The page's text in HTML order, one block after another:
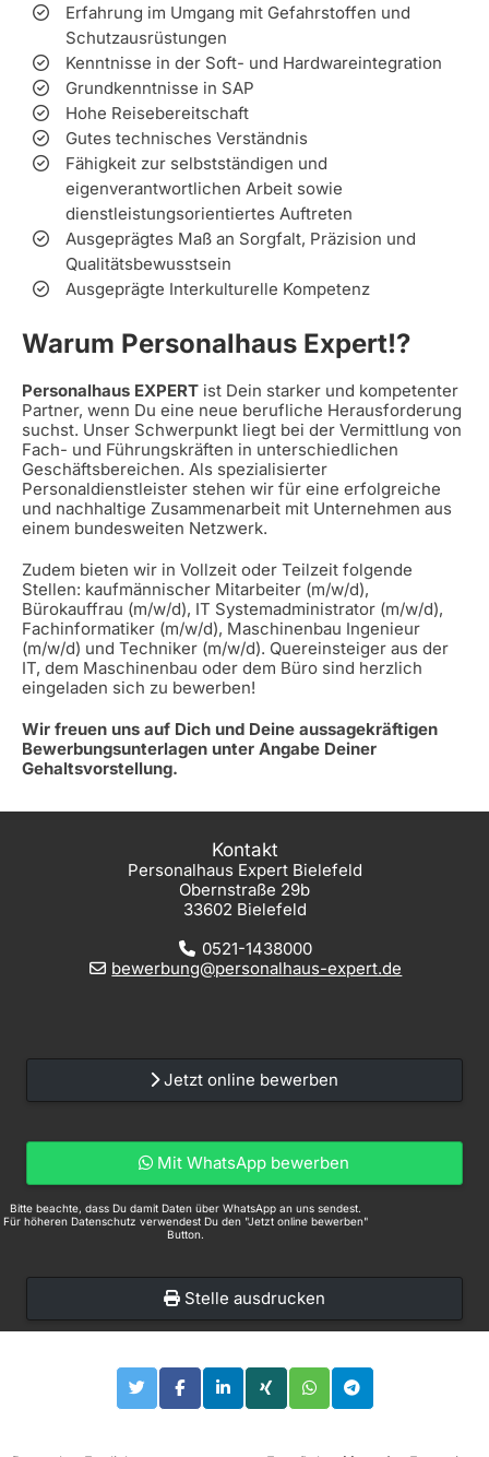
Erfahrung im Umgang mit Gefahrstoffen und
Schutzausrüstungen
Kenntnisse in der Soft- und Hardwareintegration
Grundkenntnisse in SAP
Hohe Reisebereitschaft
Gutes technisches Verständnis
Fähigkeit zur selbstständigen und
eigenverantwortlichen Arbeit sowie
dienstleistungsorientiertes Auftreten
Ausgeprägtes Maß an Sorgfalt, Präzision und
Qualitätsbewusstsein
Ausgeprägte Interkulturelle Kompetenz
Warum Personalhaus Expert!?
Personalhaus EXPERT ist Dein starker und kompetenter
Partner, wenn Du eine neue berufliche Herausforderung
suchst. Unser Schwerpunkt liegt bei der Vermittlung von
Fach- und Führungskräften in unterschiedlichen
Geschäftsbereichen. Als spezialisierter
Personaldienstleister stehen wir für eine erfolgreiche
und nachhaltige Zusammenarbeit mit Unternehmen aus
einem bundesweiten Netzwerk.
Zudem bieten wir in Vollzeit oder Teilzeit folgende
Stellen: kaufmännischer Mitarbeiter (m/w/d),
Bürokauffrau (m/w/d), IT Systemadministrator (m/w/d),
Fachinformatiker (m/w/d), Maschinenbau Ingenieur
(m/w/d) und Techniker (m/w/d). Quereinsteiger aus der
IT, dem Maschinenbau oder dem Büro sind herzlich
eingeladen sich zu bewerben!
Wir freuen uns auf Dich und Deine aussagekräftigen
Bewerbungsunterlagen unter Angabe Deiner
Gehaltsvorstellung.
Kontakt
Personalhaus Expert Bielefeld
Obernstraße 29b
33602 Bielefeld
0521-1438000
bewerbung@personalhaus-expert.de
Jetzt online bewerben
Mit WhatsApp bewerben
Bitte beachte, dass Du damit Daten über WhatsApp an uns sendest.
Für höheren Datenschutz verwendest Du den "Jetzt online bewerben"
Button.
Stelle ausdrucken